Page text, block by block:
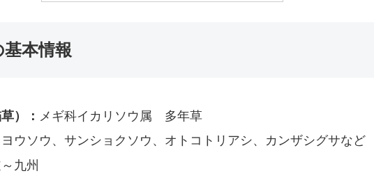
本情報
）： メギ科イカリソウ属 多年草
ウソウ、サンショクソウ、オトコトリアシ、カンザシグサなど
九州